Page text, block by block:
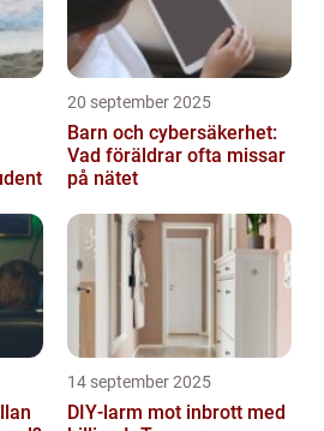
20 september 2025
Barn och cybersäkerhet:
Vad föräldrar ofta missar
på nätet
14 september 2025
DIY‑larm mot inbrott med